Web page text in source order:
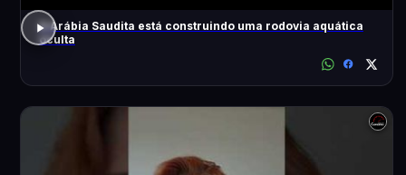
A Arábia Saudita está construindo uma rodovia aquática
oculta